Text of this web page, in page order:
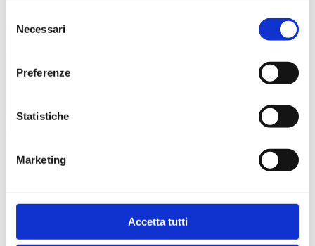
delNecessari
Preferenze
Statistiche
Marketing
Accetta tutti